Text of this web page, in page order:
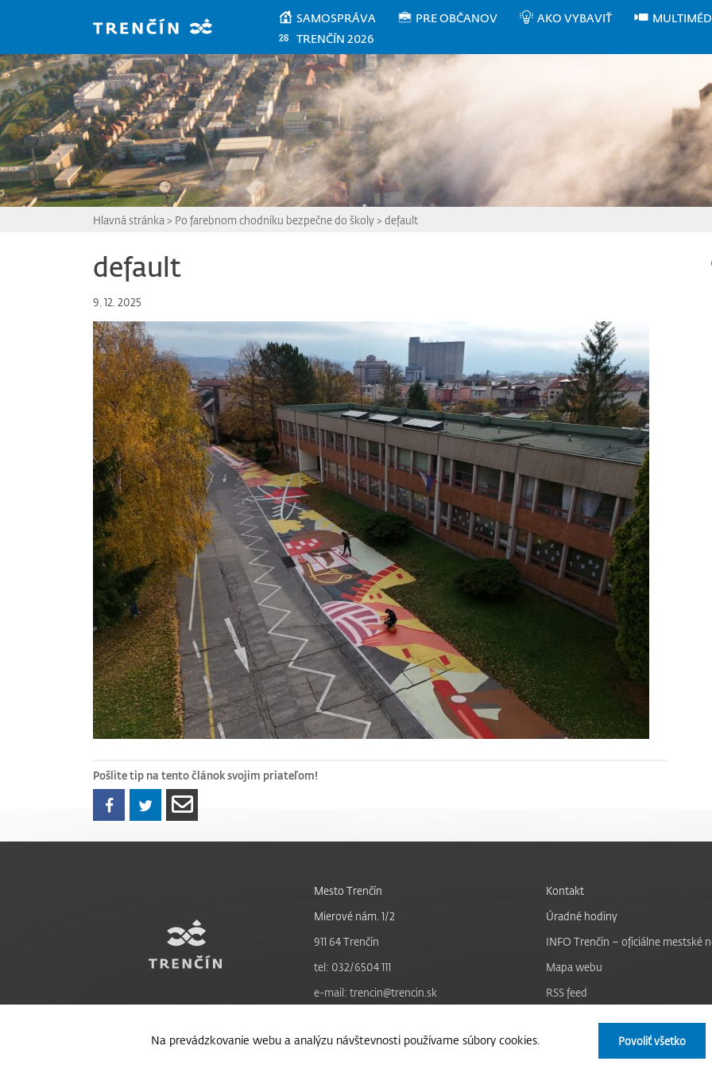
SAMOSPRÁVA PRE OBČANOV AKO VYBAVIŤ
TRENČÍN 2026
Hlavná stránka > Po farebnom chodníku bezpečne do školy> default
default
9. 12. 2025
Pošlite tip na tento článok svojim priateľom!
Na prevádzkovanie webu a analýzu návštevnosti používame súbory cookies. Povoliť všetko
Mesto Trenčín
Mierové nám. 1/2
911 64 Trenčín
tel: 032/6504 111
e-mail: trencin@trencin.sk
Kontakt
Úradné hodiny
INFO Trenčín – oficiálne mestské
Mapa webu
RSS feed